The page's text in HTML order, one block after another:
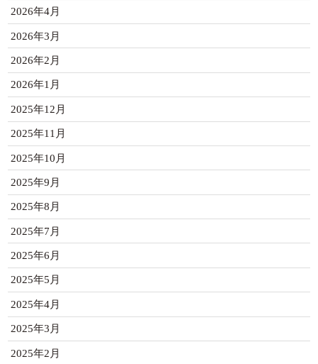
2026年4月
2026年3月
2026年2月
2026年1月
2025年12月
2025年11月
2025年10月
2025年9月
2025年8月
2025年7月
2025年6月
2025年5月
2025年4月
2025年3月
2025年2月